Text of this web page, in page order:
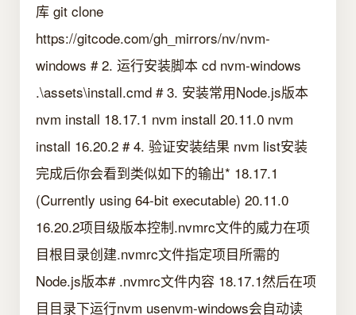
库 git clone
https://gitcode.com/gh_mirrors/nv/nvm-
windows # 2. 运行安装脚本 cd nvm-windows
.\assets\install.cmd # 3. 安装常用Node.js版本
nvm install 18.17.1 nvm install 20.11.0 nvm
install 16.20.2 # 4. 验证安装结果 nvm list安装
完成后你会看到类似如下的输出* 18.17.1
(Currently using 64-bit executable) 20.11.0
16.20.2项目级版本控制.nvmrc文件的威力在项
目根目录创建.nvmrc文件指定项目所需的
Node.js版本# .nvmrc文件内容 18.17.1然后在项
目目录下运行nvm usenvm-windows会自动读